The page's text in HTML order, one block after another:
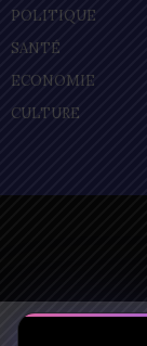
POLITIQUE
SANTÉ
ECONOMIE
CULTURE